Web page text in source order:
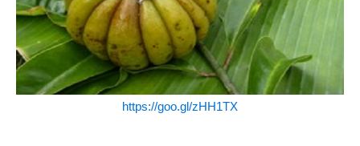
https://goo.gl/zHH1TX